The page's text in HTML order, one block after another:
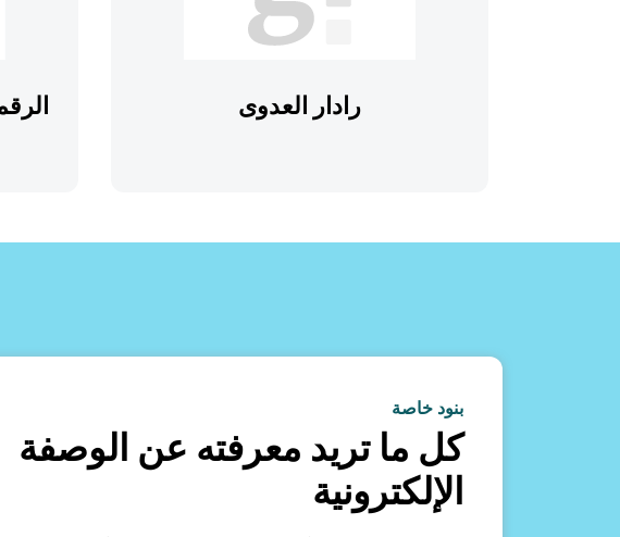
رادار العدوى
بنود خاصة
كل ما تريد معرفته عن الوصفة
الإلكترونية